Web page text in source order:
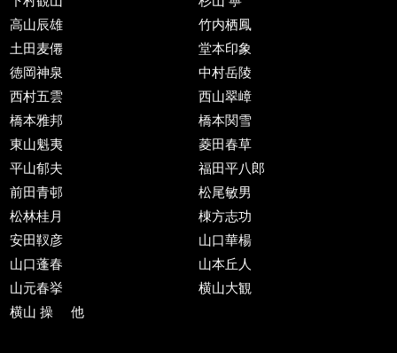
高山辰雄
竹内栖鳳
土田麦僊
堂本印象
徳岡神泉
中村岳陵
西村五雲
西山翠嶂
橋本雅邦
橋本関雪
東山魁夷
菱田春草
平山郁夫
福田平八郎
前田青邨
松尾敏男
松林桂月
棟方志功
安田靫彦
山口華楊
山口蓬春
山本丘人
山元春挙
横山大観
横山 操
他